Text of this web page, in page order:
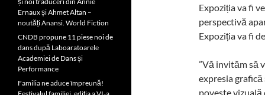
Expoziția va fi
perspectivă
Expoziția va fi
”Vă invităm să
expresia
poveste vizuală
Ernaux și Ahmet Altan –
noutăți Anansi. World Fiction
CNDB propune 11 piese noi de
dans după Laboaratoarele
Academiei de Dans și
Performance
Familia ne aduce împreună!